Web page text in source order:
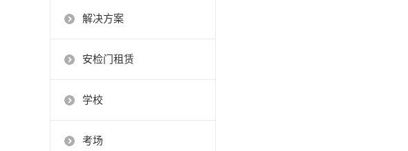
解决方案
安检门租赁
学校
考场